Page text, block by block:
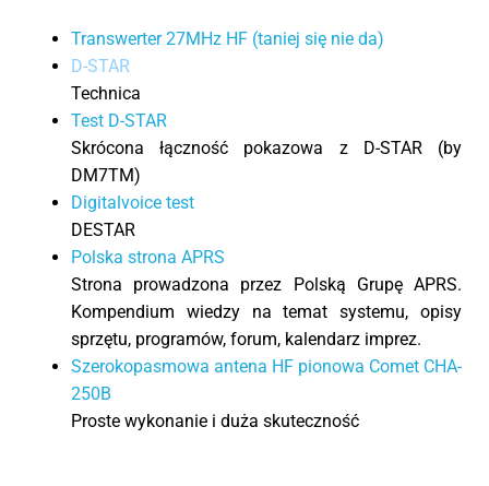
Transwerter 27MHz HF (taniej się nie da)
D-STAR
Technica
Test D-STAR
Skrócona łączność pokazowa z D-STAR (by
DM7TM)
Digitalvoice test
DESTAR
Polska strona APRS
Strona prowadzona przez Polską Grupę APRS.
Kompendium wiedzy na temat systemu, opisy
sprzętu, programów, forum, kalendarz imprez.
Szerokopasmowa antena HF pionowa Comet CHA-
250B
Proste wykonanie i duża skuteczność